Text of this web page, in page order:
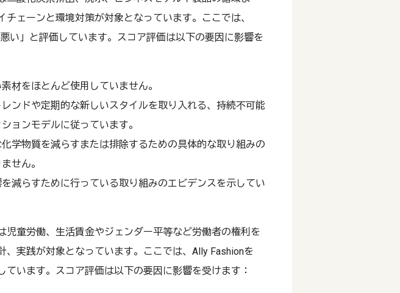
チェーンと環境対策が対象となっています。ここでは、
い」と評価しています。スコア評価は以下の要因に影響を
材をほとんど使用していません。
ンドや定期的な新しいスタイルを取り入れる、持続不可能
ョンモデルに従っています。
学物質を減らすまたは排除するための具体的な取り組みの
せん。
減らすために行っている取り組みのエビデンスを示してい
児童労働、生活賃金やジェンダー平等など労働者の権利を
、実践が対象となっています。ここでは、Ally Fashionを
ています。スコア評価は以下の要因に影響を受けます：